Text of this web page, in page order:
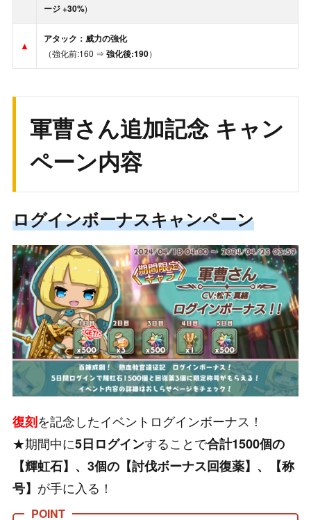
ージ+30%)
▲
アタック：威力の強化
（強化前:160 ⇒ 強化後:190）
軍曹さん追加記念 キャン
ペーン内容
ログインボーナスキャンペーン
復刻を記念したイベントログインボーナス！
★期間中に5日ログインすることで合計1500個の
【輝虹石】、3個の【討伐ボーナス回復薬】、【称
号】 が手に入る！